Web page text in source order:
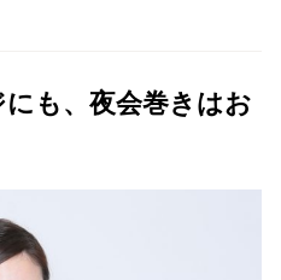
も、夜会巻きはお